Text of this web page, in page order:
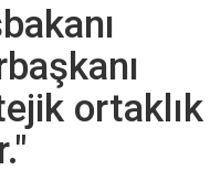
ortaklık